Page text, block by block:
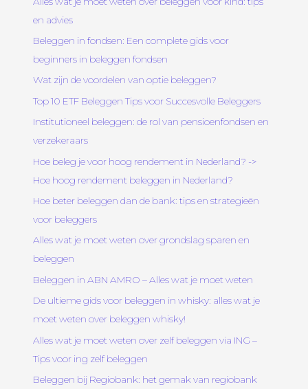
en advies
Beleggen in fondsen: Een complete gids voor
beginners in beleggen fondsen
Wat zijn de voordelen van optie beleggen?
Top 10 ETF Beleggen Tips voor Succesvolle Beleggers
Institutioneel beleggen: de rol van pensioenfondsen en
verzekeraars
Hoe beleg je voor hoog rendement in Nederland? ->
Hoe hoog rendement beleggen in Nederland?
Hoe beter beleggen dan de bank: tips en strategieën
voor beleggers
Alles wat je moet weten over grondslag sparen en
beleggen
Beleggen in ABN AMRO – Alles wat je moet weten
De ultieme gids voor beleggen in whisky: alles wat je
moet weten over beleggen whisky!
Alles wat je moet weten over zelf beleggen via ING –
Tips voor ing zelf beleggen
Beleggen bij Regiobank: het gemak van regiobank